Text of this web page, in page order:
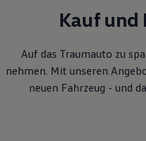
Kauf und
Auf das Traumauto zu
nehmen. Mit unseren
neuen Fahrzeug - und